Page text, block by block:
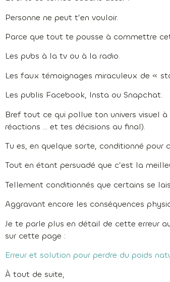
Personne ne peut t’en vouloir.
Parce que tout te pousse à commettre
Les pubs à la tv ou à la radio.
Les faux témoignages miraculeux de «
Les publis Facebook, Insta ou Snapchat.
Bref tout ce qui pollue ton univers visuel
réactions … et tes décisions au final).
Tu es, en quelque sorte, conditionné pour
Tout en étant persuadé que c’est la
Tellement conditionnés que certains se
Aggravant encore les conséquences
Je te parle plus en détail de cette erreur
sur cette page :
Erreur et solution pour perdre du poids
À tout de suite,